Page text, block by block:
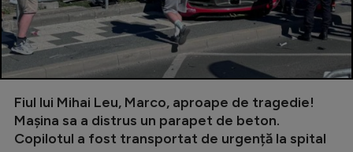
Fiul lui Mihai Leu, Marco, aproape de tragedie!
Mașina sa a distrus un parapet de beton.
Copilotul a fost transportat de urgență la spital